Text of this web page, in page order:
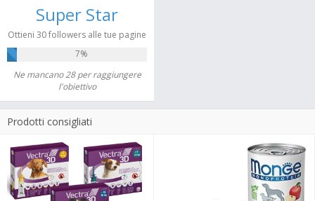
Super Star
Ottieni 30 followers alle tue pagine
7%
Ne mancano 28 per raggiungere
l'obiettivo
Prodotti consigliati